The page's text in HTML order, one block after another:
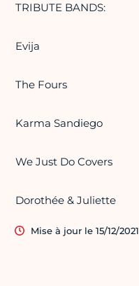
TRIBUTE BANDS:
Evija
The Fours
Karma Sandiego
We Just Do Covers
Dorothée & Juliette
Mise à jour le 15/12/2021